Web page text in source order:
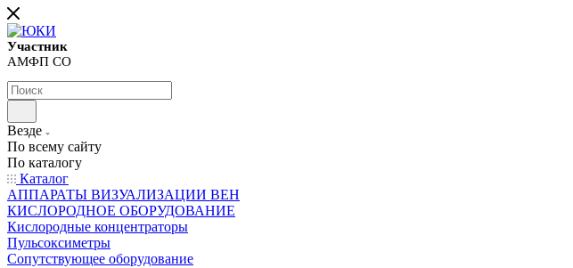
Участник
АМФП СО
Везде
По всему сайту
По каталогу
Каталог
АППАРАТЫ ВИЗУАЛИЗАЦИИ ВЕН
КИСЛОРОДНОЕ ОБОРУДОВАНИЕ
Кислородные концентраторы
Пульсоксиметры
Сопутствующее оборудование